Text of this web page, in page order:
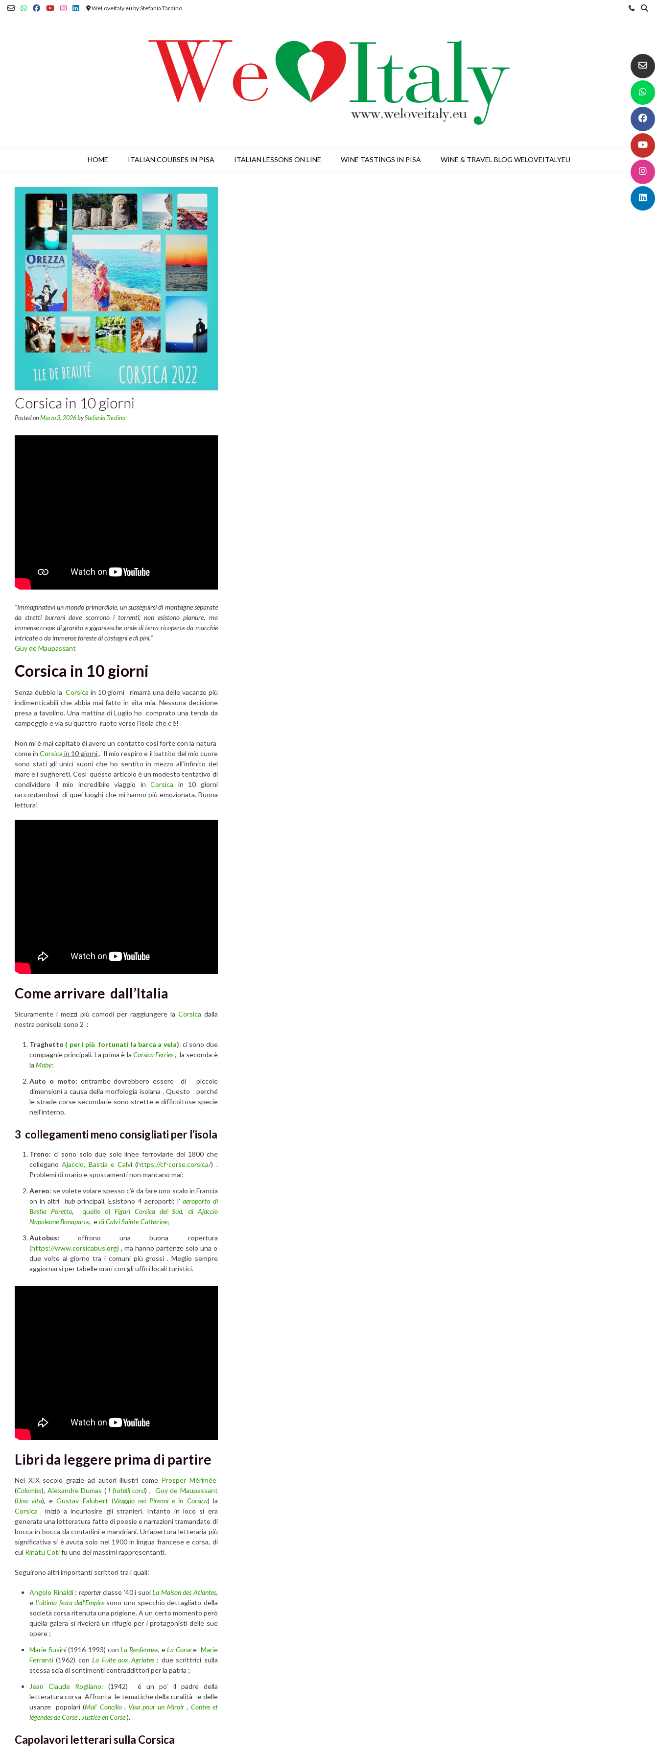
Skip
WeLoveItaly.eu by Stefania Tardino
HOME ITALIAN COURSES IN PISA ITALIAN LESSONS ON LINE WINE TASTINGS IN PISA WINE & TRAVEL BLOG WELOVEITALYEU
Corsica in 10 giorni
Posted on Marzo 3, 2026byStefania Tardino
“Immaginatevi un mondo primordiale, un susseguirsi di montagne separate
da stretti burroni dove scorrono i torrenti; non esistono pianure, ma
immense crepe di granito e gigantesche onde di terra ricoperte da macchie
intricate o da immense foreste di castagni e di pini.”
Guy de Maupassant
Corsica in 10 giorni
Senza dubbio laCorsica in 10 giorni rimarrà una delle vacanze più
indimenticabili che abbia mai fatto in vita mia. Nessuna decisione
presa a tavolino. Una mattina di Luglio ho comprato una tenda da
campeggio e via su quattro ruote verso l’isola che c’è!
Non mi è mai capitato di avere un contatto così forte con la natura
come inCorsica in 10 giorni. Il mio respiro e il battito del mio cuore
sono stati gli unici suoni che ho sentito in mezzo all’infinito del
mare e i sughereti. Così questo articolo è un modesto tentativo di
condividere il mio incredibile viaggio inCorsica in 10 giorni
raccontandovi di quei luoghi che mi hanno più emozionata. Buona
lettura!
Come arrivare dall’Italia
Sicuramente i mezzi più comodi per raggiungere la Corsica dalla
nostra penisola sono 2 :
Traghetto ( per i più fortunati la barca a vela): ci sono due
compagnie principali. La prima è la Corsica Ferries, la seconda è
la Moby:
Auto o moto: entrambe dovrebbero essere di piccole
dimensioni a causa della morfologia isolana . Questo perché
le strade corse secondarie sono strette e difficoltose specie
nell’interno.
3 collegamenti meno consigliati per l’isola
Treno: ci sono solo due sole linee ferroviarie del 1800 che
colleganoAjaccio, Bastia e Calvi (https://cf-corse.corsica/) .
Problemi di orario e spostamenti non mancano mai;
Aereo: se volete volare spesso c’è da fare uno scalo in Francia
on in altri hubprincipali. Esistono 4 aeroporti: l’aeroporto di
Bastia Poretta, quello di Figari Corsica del Sud, di Ajaccio
Napoleone Bonaparte, ediCalvi Sainte-Catherine;
Autobus: offrono una buona copertura
(https://www.corsicabus.org) , ma hanno partenze solo una o
due volte al giorno tra i comuni più grossi . Meglio sempre
aggiornarsi per tabelle orari con gli uffici locali turistici.
Libri da leggere prima di partire
Nel XIX secolo grazie ad autori illustri come Prosper Mérimée
(Colomba), Alexandre Dumas ( I fratelli corsi) , Guy de Maupassant
(Una vita), eGustav Falubert (Viaggio nei Pirenni e in Corsica) la
Corsica iniziò a incuriosire gli stranieri. Intanto in loco si era
generata una letteratura fatte di poesie e narrazioni tramandate di
bocca in bocca da contadini e mandriani. Un’apertura letteraria più
significativa si è avuta solo nel 1900 in lingua francese e corsa, di
cui Rinatu Cotifu uno dei massimi rappresentanti.
Seguirono altri importanti scrittori tra i quali:
Angelo Rinaldi: reporterclasse ’40 i suoiLa Maison des Atlantes,
eL’ultima festa dell’Empiresono uno specchio dettagliato della
società corsa ritenuta una prigione. A un certo momento però
quella galera si rivelerà un rifugio per i protagonisti delle sue
opere ;
Marie Susini(1916-1993) conLa Renfermee, eLa Corsee Marie
Ferranti (1962) conLa Fuite aux Agriates: due scrittrici sulla
stessa scia di sentimenti contraddittori per la patria ;
Jean Claude Rogliano:(1942) è un po’ il padre della
letteratura corsa Affronta le tematiche della ruralità e delle
usanze popolari (Mal’ Concilio, Visa pour un Miroir , Contes et
légendes de Corse, Justice en Corse).
Capolavori letterari sulla Corsica